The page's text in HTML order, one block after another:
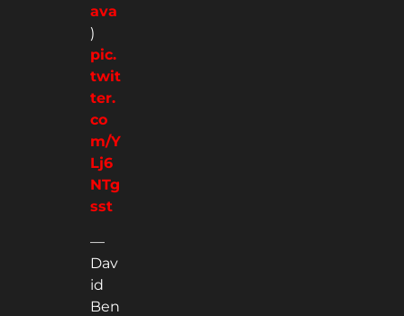
ava
)
pic.
twit
ter.
co
m/Y
Lj6
NTg
sst
—
Dav
id
Ben